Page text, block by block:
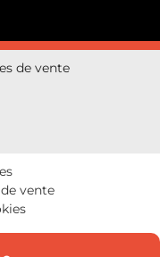
de vente
vente